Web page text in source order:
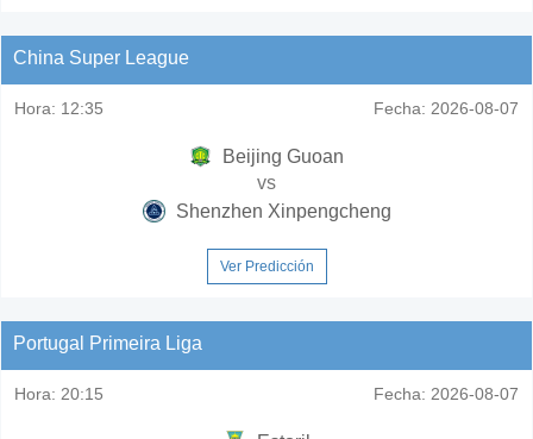
China Super League
Hora: 12:35 Fecha: 2026-08-07
Beijing Guoan
vs
Shenzhen Xinpengcheng
Ver Predicción
Portugal Primeira Liga
Hora: 20:15 Fecha: 2026-08-07